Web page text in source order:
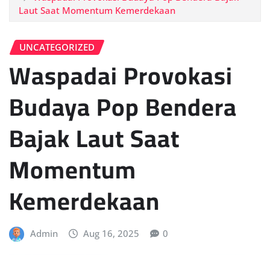
Laut Saat Momentum Kemerdekaan
UNCATEGORIZED
Waspadai Provokasi
Budaya Pop Bendera
Bajak Laut Saat
Momentum
Kemerdekaan
Admin Aug 16, 2025 0